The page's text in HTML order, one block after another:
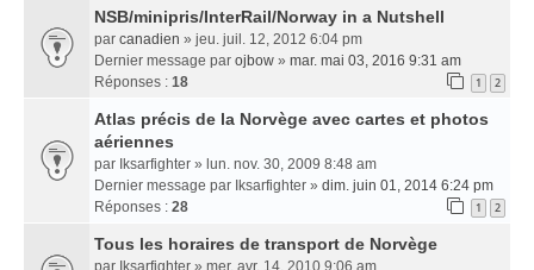
NSB/minipris/InterRail/Norway in a Nutshell
par canadien » jeu. juil. 12, 2012 6:04 pm
Dernier message par ojbow » mar. mai 03, 2016 9:31 am
Réponses : 18 1 2
Atlas précis de la Norvège avec cartes et photos
aériennes
par Iksarfighter » lun. nov. 30, 2009 8:48 am
Dernier message par Iksarfighter » dim. juin 01, 2014 6:24 pm
Réponses : 28 1 2
Tous les horaires de transport de Norvège
par Iksarfighter » mer. avr. 14, 2010 9:06 am